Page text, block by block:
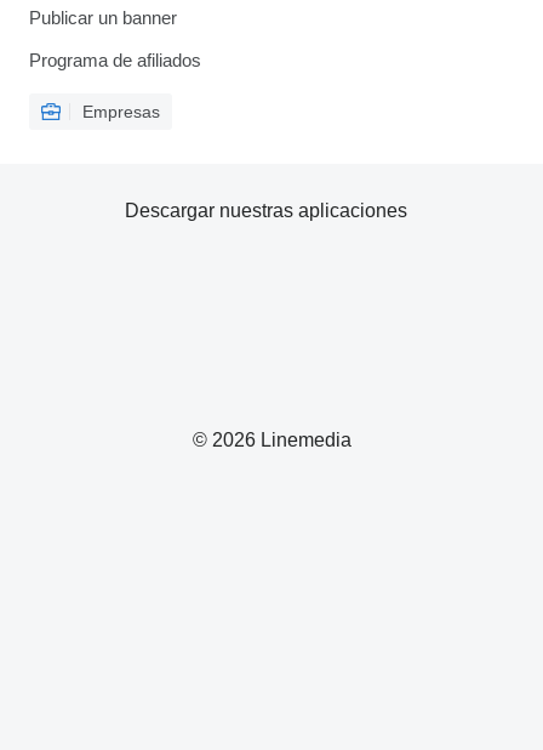
Publicar un banner
Programa de afiliados
Empresas
© 2026 Linemedia
Descargar nuestras aplicaciones